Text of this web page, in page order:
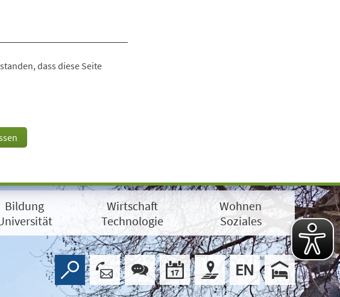
dass diese Seite
Bildung
Wirtschaft
Technologie
Wohnen
Soziales